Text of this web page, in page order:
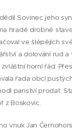
Sovinec jeho
hradě drobné
ve šlépějích
a dolování rud a
horní řád.
řada obcí
panství prodat.
z Boskovic.
vnuk Jan